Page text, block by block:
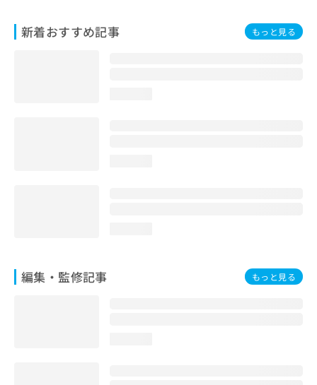
新着おすすめ記事 もっと見る
編集・監修記事 もっと見る
問
い